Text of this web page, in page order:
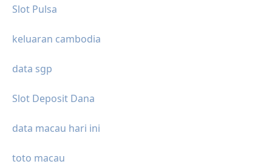
Slot Pulsa
keluaran cambodia
data sgp
Slot Deposit Dana
data macau hari ini
toto macau